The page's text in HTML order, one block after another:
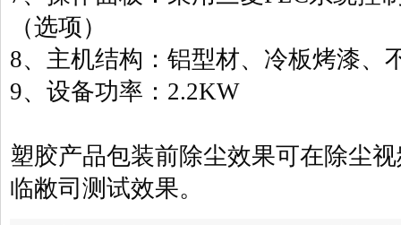
（选项）
8、主机结构：铝型材、冷板烤漆、
9、设备功率：2.2KW
塑胶产品包装前除尘效果可在除尘
临敝司测试效果。